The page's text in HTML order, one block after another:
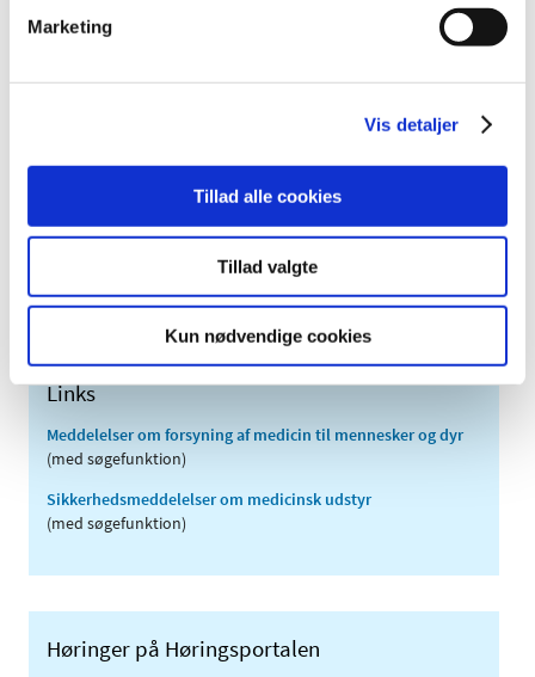
Marketing
Vis detaljer
Tillad alle cookies
Tillad valgte
Kun nødvendige cookies
marts (3)
januar (6)
2005 (2)
Links
Meddelelser om forsyning af medicin til mennesker og dyr
(med søgefunktion)
Sikkerhedsmeddelelser om medicinsk udstyr
(med søgefunktion)
Høringer på Høringsportalen